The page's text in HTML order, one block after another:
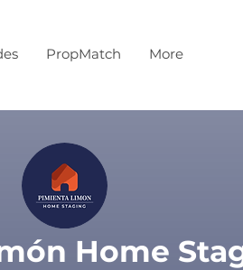
PropMatch More
Home